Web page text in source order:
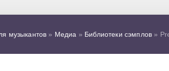
музыкантов » Медиа » Библиотеки сэмплов »